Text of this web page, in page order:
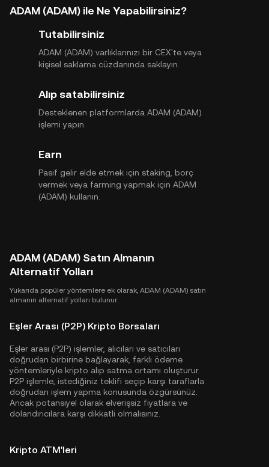
ADAM (ADAM) ile Ne Yapabilirsiniz?
Tutabilirsiniz
ADAM (ADAM) varlıklarınızı bir CEX'te veya
kişisel saklama cüzdanında saklayın.
Alıp satabilirsiniz
Desteklenen platformlarda ADAM (ADAM)
işlemi yapın.
Earn
Pasif gelir elde etmek için staking, borç
vermek veya farming yapmak için ADAM
(ADAM) kullanın.
ADAM (ADAM) Satın Almanın
Alternatif Yolları
Yukarıda popüler yöntemlere ek olarak, ADAM (ADAM) satın
almanın alternatif yolları bulunur:
Eşler Arası (P2P) Kripto Borsaları
Eşler arası (P2P) işlemler, alıcıları ve satıcıları
doğrudan birbirine bağlayarak, farklı ödeme
yöntemleriyle kripto alıp satma ortamı oluşturur.
P2P işlemle, istediğiniz teklifi seçip karşı taraflarla
doğrudan işlem yapma konusunda özgürsünüz.
Ancak potansiyel olarak elverişsiz fiyatlara ve
dolandırıcılara karşı dikkatli olmalısınız.
Kripto ATM'leri